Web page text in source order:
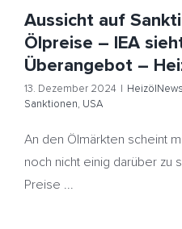
Aussicht auf
Ölpreise – IEA
Überangebot –
13. Dezember 2024 | HeizölNews
Sanktionen, USA
An den Ölmärkten scheint
noch nicht einig darüber zu
Preise ...